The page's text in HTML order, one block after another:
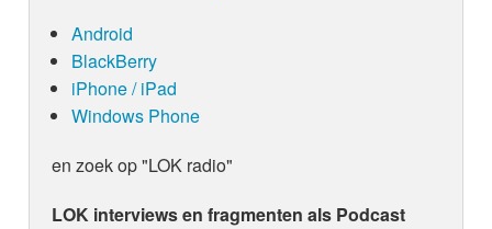
Android
BlackBerry
iPhone / iPad
Windows Phone
en zoek op "LOK radio"
LOK interviews en fragmenten als Podcast